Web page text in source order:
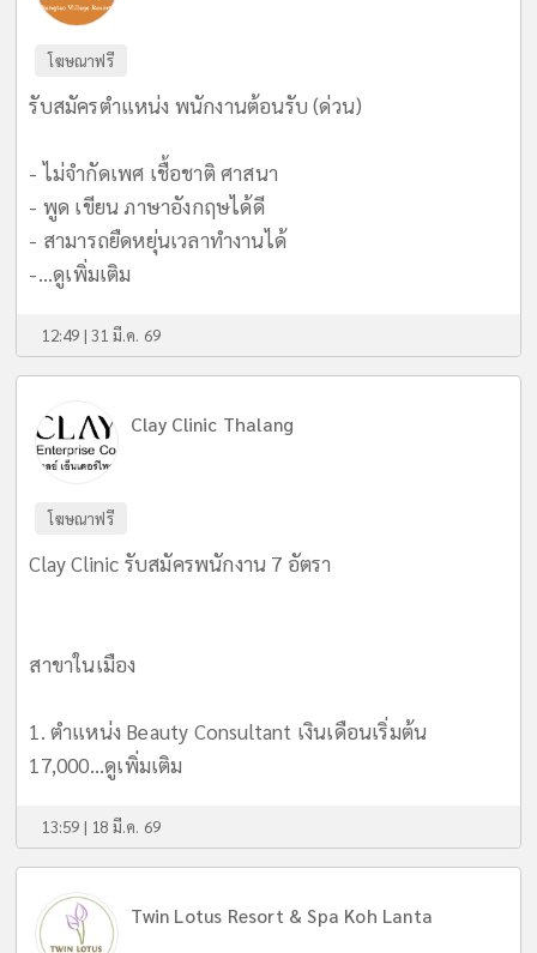
โฆษณาฟรี
รับสมัครตำแหน่ง พนักงานต้อนรับ (ด่วน)
- ไม่จำกัดเพศ เชื้อชาติ ศาสนา
- พูด เขียน ภาษาอังกฤษได้ดี
- สามารถยืดหยุ่นเวลาทำงานได้
-...ดูเพิ่มเติม
12:49 | 31 มี.ค. 69
Clay Clinic Thalang
โฆษณาฟรี
Clay Clinic รับสมัครพนักงาน 7 อัตรา
สาขาในเมือง
1. ตำแหน่ง Beauty Consultant เงินเดือนเริ่มต้น
17,000...ดูเพิ่มเติม
13:59 | 18 มี.ค. 69
Twin Lotus Resort & Spa Koh Lanta